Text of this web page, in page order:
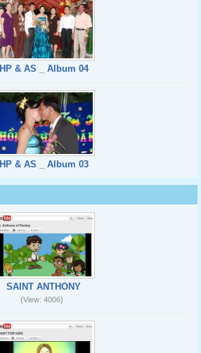
HP & AS _ Album 04
HP & AS _ Album 03
SAINT ANTHONY
(View: 4006)